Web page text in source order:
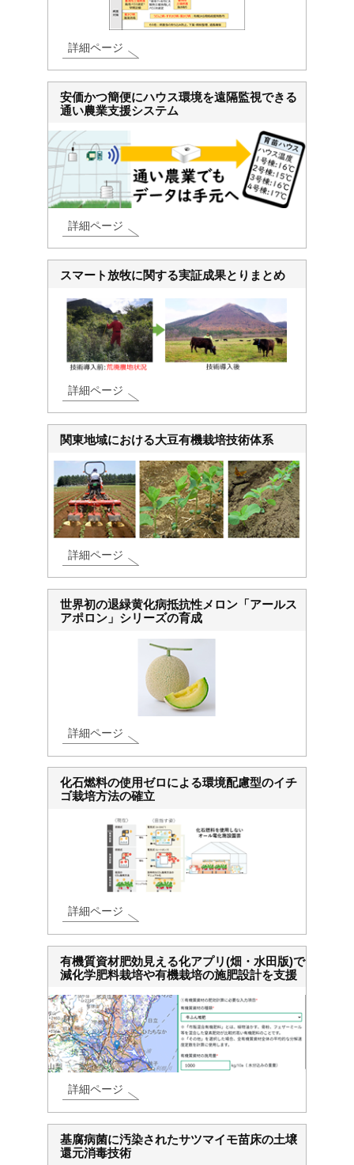
詳細ページ
安価かつ簡便にハウス環境を遠隔監視できる
通い農業支援システム
詳細ページ
スマート放牧に関する実証成果とりまとめ
詳細ページ
関東地域における大豆有機栽培技術体系
詳細ページ
世界初の退緑黄化病抵抗性メロン「アールス
アポロン」シリーズの育成
詳細ページ
化石燃料の使用ゼロによる環境配慮型のイチ
ゴ栽培方法の確立
詳細ページ
有機質資材肥効見える化アプリ(畑・水田版)で
減化学肥料栽培や有機栽培の施肥設計を支援
詳細ページ
基腐病菌に汚染されたサツマイモ苗床の土壌
還元消毒技術